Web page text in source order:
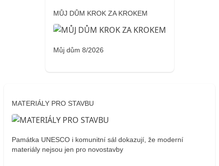
MŮJ DŮM KROK ZA KROKEM
Můj dům 8/2026
MATERIÁLY PRO STAVBU
Památka UNESCO i komunitní sál dokazují, že moderní
materiály nejsou jen pro novostavby